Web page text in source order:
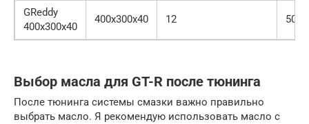
GReddy
400x300x40
400x300x40 12 500$
Выбор масла для GT-R после тюнинга
После тюнинга системы смазки важно правильно
выбрать масло. Я рекомендую использовать масло с